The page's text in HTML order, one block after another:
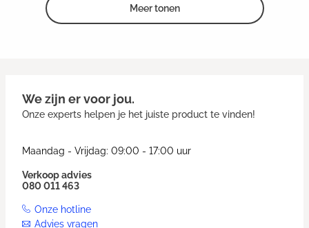
Meer tonen
We zijn er voor jou.
Onze experts helpen je het juiste product te vinden!
Maandag - Vrijdag: 09:00 - 17:00 uur
Verkoop advies
080 011 463
Onze hotline
Advies vragen